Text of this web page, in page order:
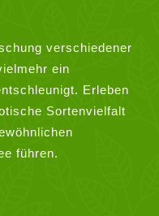
verschiedener
ein
Erleben
Sortenvielfalt
führen.